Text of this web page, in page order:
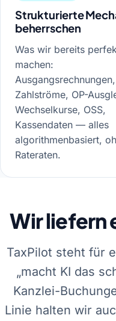
Strukturierte
beherrschen
Was wir bereits
machen:
Ausgangsrechnungen,
Zahlströme, OP-
Wechselkurse, OSS,
Kassendaten — alles
algorithmenbasiert,
Rateraten.
Wir liefern
TaxPilot steht für
„macht KI das
Kanzlei-
Linie halten wir